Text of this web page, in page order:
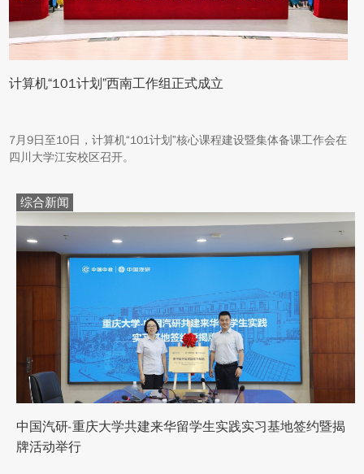
计算机“101计划”西南工作组正式成立
7月9日至10日，计算机“101计划”核心课程建设暨集体备课工作会在
四川大学江安校区召开。
综合新闻
中国汽研-重庆大学共建来华留学生实践实习基地签约暨揭
牌活动举行